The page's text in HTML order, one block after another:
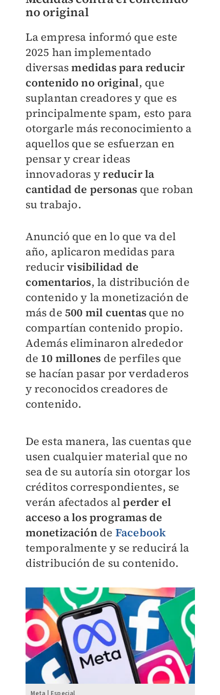
no original
La empresa informó que este
2025 han implementado
diversasmedidas para reducir
contenido no original, que
suplantan creadores y que es
principalmente spam, esto para
otorgarle más reconocimiento a
aquellos que se esfuerzan en
pensar y crear ideas
innovadoras yreducir la
cantidad de personas que roban
su trabajo.
Anunció que en lo que va del
año, aplicaron medidas para
reducirvisibilidad de
comentarios, la distribución de
contenido y la monetización de
más de 500 mil cuentasque no
compartían contenido propio.
Además eliminaron alrededor
de 10 millones de perfiles que
se hacían pasar por verdaderos
y reconocidos creadores de
contenido.
De esta manera, las cuentas que
usen cualquier material que no
sea de su autoría sin otorgar los
créditos correspondientes, se
verán afectados alperder el
acceso a los programas de
monetizaciónde Facebook
temporalmente y se reducirá la
distribución de su contenido.